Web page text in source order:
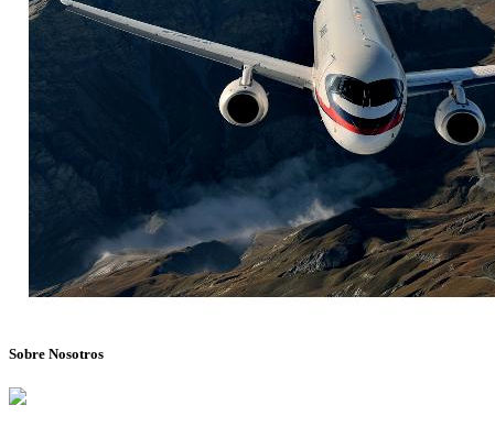
Sobre Nosotros